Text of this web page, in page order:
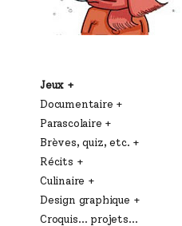
Jeux
Documentaire
Parascolaire
Brèves, quiz, etc.
Récits
Culinaire
Design graphique
Croquis… projets…